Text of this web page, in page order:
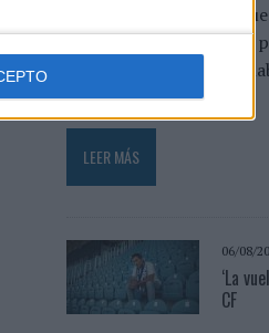
mercado con una
elaboración artesanal y
presenta una cerveza
agua, malta,...
LEER MÁS
06/08/
‘La
CF